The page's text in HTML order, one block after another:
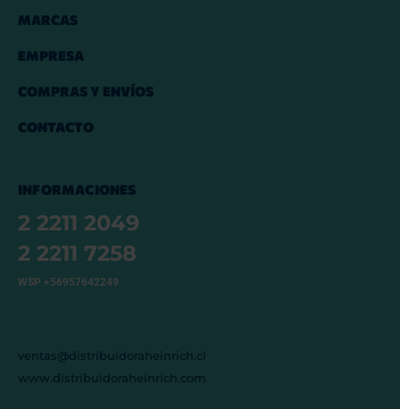
MARCAS
EMPRESA
COMPRAS Y ENVÍOS
CONTACTO
INFORMACIONES
2 2211 2049
2 2211 7258
WSP +56957642249
ventas@distribuidoraheinrich.cl
www.distribuidoraheinrich.com